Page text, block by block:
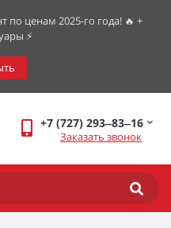
по ценам 2025-го года! 🔥 +
⚡️
+7 (727) 293‒83‒16
Заказать звонок